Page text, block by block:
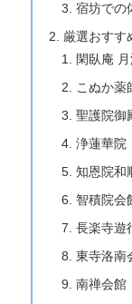
宿坊での
厳選おすす
閑臥庵
こぬか薬
聖護院御
浄蓮華院
知恩院和
智積院会
長楽寺遊
東寺洛南
南禅会館